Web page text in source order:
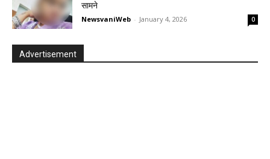
सामने
NewsvaniWeb - January 4, 2026 0
Advertisement